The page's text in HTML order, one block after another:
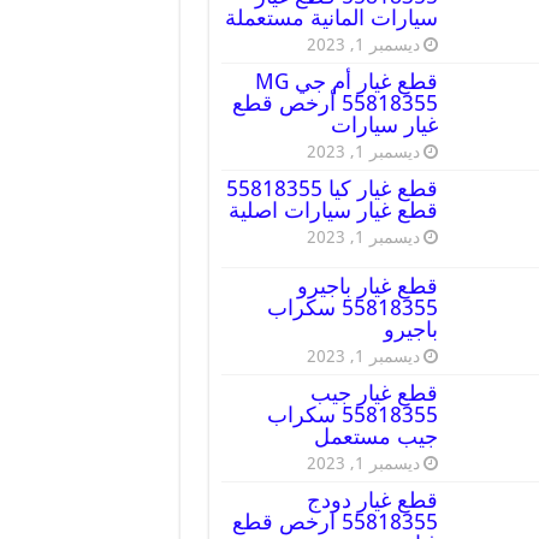
سيارات المانية مستعملة
ديسمبر 1, 2023
قطع غيار أم جي MG
55818355 أرخص قطع
غيار سيارات
ديسمبر 1, 2023
قطع غيار كيا 55818355
قطع غيار سيارات اصلية
ديسمبر 1, 2023
قطع غيار باجيرو
55818355 سكراب
باجيرو
ديسمبر 1, 2023
قطع غيار جيب
55818355 سكراب
جيب مستعمل
ديسمبر 1, 2023
قطع غيار دودج
55818355 ارخص قطع